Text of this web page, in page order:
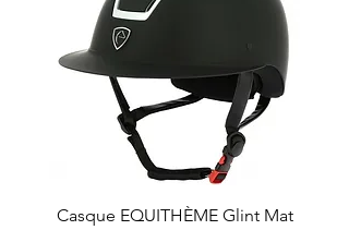
Casque EQUITHÈME Glint Mat